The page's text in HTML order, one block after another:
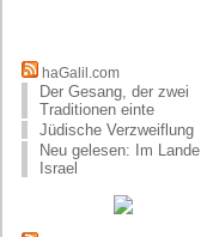
haGalil.com
Der Gesang, der zwei
Traditionen einte
Jüdische Verzweiflung
Neu gelesen: Im Lande
Israel